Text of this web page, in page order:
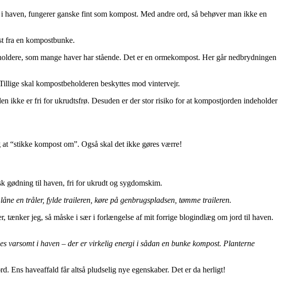
fungerer ganske fint som kompost. Med andre ord, så behøver man ikke en
fra en kompostbunke.
som mange haver har stående. Det er en ormekompost. Her går nedbrydningen
skal kompostbeholderen beskyttes mod vintervejr.
ikke er fri for ukrudtsfrø. Desuden er der stor risiko for at kompostjorden indeholder
“stikke kompost om”. Også skal det ikke gøres værre!
gødning til haven, fri for ukrudt og sygdomskim.
en tråler, fylde traileren, køre på genbrugspladsen, tømme traileren.
tænker jeg, så måske i sær i forlængelse af mit forrige blogindlæg om jord til haven.
varsomt i haven – der er virkelig energi i sådan en bunke kompost. Planterne
Ens haveaffald får altså pludselig nye egenskaber. Det er da herligt!